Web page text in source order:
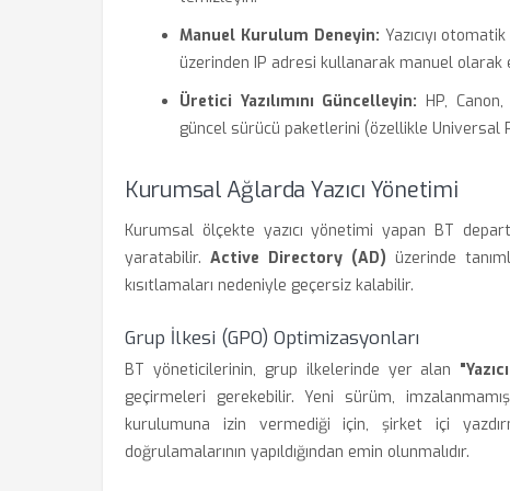
Manuel Kurulum Deneyin: Yazıcıyı
üzerinden IP adresi kullanarak manuel olarak
Üretici Yazılımını Güncelleyin: HP,
güncel sürücü paketlerini (özellikle Universal
Kurumsal Ağlarda Yazıcı Yönetimi
Kurumsal ölçekte yazıcı yönetimi yapan BT
yaratabilir. Active Directory (AD) üzerinde
kısıtlamaları nedeniyle geçersiz kalabilir.
Grup İlkesi (GPO) Optimizasyonları
BT yöneticilerinin, grup ilkelerinde yer alan
geçirmeleri gerekebilir. Yeni sürüm,
kurulumuna izin vermediği için, şirket içi
doğrulamalarının yapıldığından emin olunmalıdır.